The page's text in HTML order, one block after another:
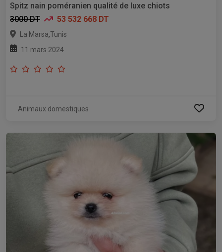
Spitz nain poméranien qualité de luxe chiots
3000 DT
53 532 668 DT
La Marsa,Tunis
11 mars 2024
Animaux domestiques